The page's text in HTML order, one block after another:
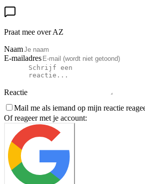
Praat mee over AZ
Naam
E-mailadres
Reactie
Mail me als iemand op mijn reactie
Of reageer met je account: